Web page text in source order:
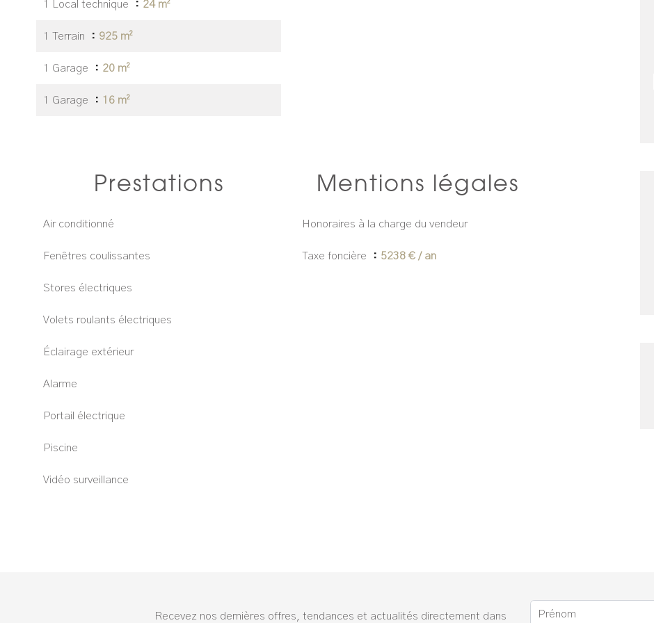
1 Local technique 24 m²
1 Terrain 925 m²
1 Garage 20 m²
1 Garage 16 m²
Prestations
Air conditionné
Fenêtres coulissantes
Stores électriques
Volets roulants électriques
Éclairage extérieur
Alarme
Portail électrique
Piscine
Vidéo surveillance
Mentions légales
Honoraires à la charge du vendeur
Taxe foncière 5238 € / an
Recevez nos dernières offres, tendances et actualités directement dans